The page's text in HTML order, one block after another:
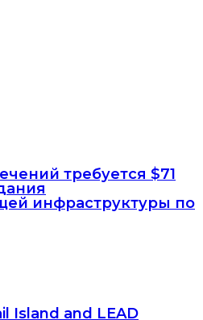
требуется $71
инфраструктуры по
Island and LEAD